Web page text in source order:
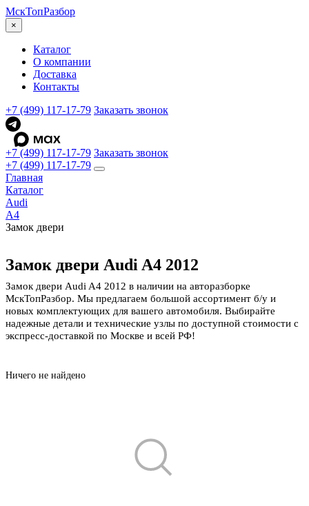
МскТопРазбор
×
Каталог
О компании
Доставка
Контакты
+7 (499) 117-17-79 Заказать звонок
+7 (499) 117-17-79 Заказать звонок
+7 (499) 117-17-79
Главная
Каталог
Audi
A4
Замок двери
Замок двери Audi A4 2012
Замок двери Audi A4 2012 в наличии на авторазборке
МскТопРазбор. Мы предлагаем большой ассортимент б/у и
новых комплектующих для вашего автомобиля. Выбирайте
надежные детали и технические узлы по доступной стоимости с
экспресс-доставкой по Москве и всей РФ!
Ничего не найдено